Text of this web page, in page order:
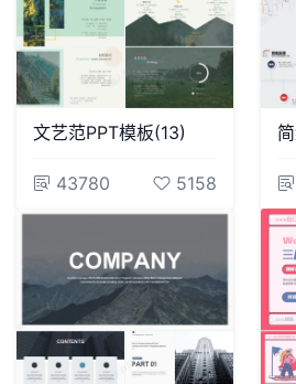
文艺范PPT模板(13)
43780 5158